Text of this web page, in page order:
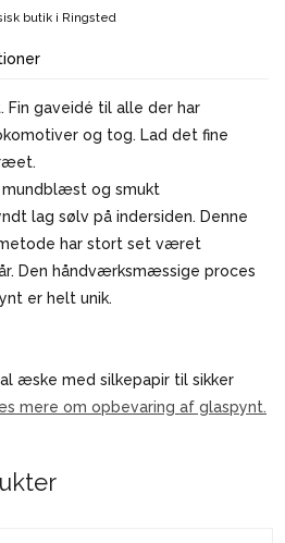
butik i Ringsted
Fin gaveidé til alle der har
og tog. Lad det fine
mundblæst og smukt
lag sølv på indersiden. Denne
har stort set været
Den håndværksmæssige proces
er helt unik.
æske med silkepapir til sikker
mere om opbevaring af glaspynt.